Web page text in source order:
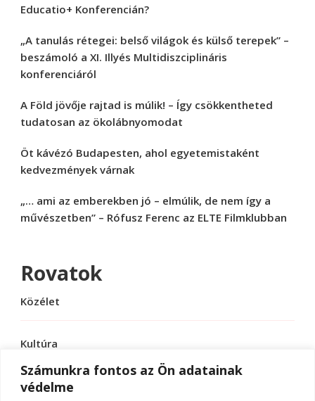
Számunkra fontos az Ön adatainak
védelme
Educatio+ Konferencián?
„A tanulás rétegei: belső világok és külső terepek” –
beszámoló a XI. Illyés Multidiszciplináris
konferenciáról
A Föld jövője rajtad is múlik! – Így csökkentheted
tudatosan az ökolábnyomodat
Öt kávézó Budapesten, ahol egyetemistaként
kedvezmények várnak
„… ami az emberekben jó – elmúlik, de nem így a
művészetben” – Rófusz Ferenc az ELTE Filmklubban
Rovatok
Közélet
Kultúra
Sport